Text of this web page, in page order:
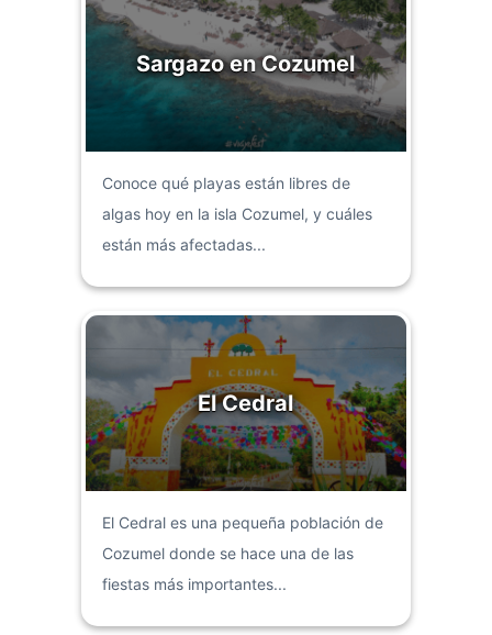
Sargazo en Cozumel
Conoce qué playas están libres de
algas hoy en la isla Cozumel, y cuáles
están más afectadas...
El Cedral
El Cedral es una pequeña población de
Cozumel donde se hace una de las
fiestas más importantes...